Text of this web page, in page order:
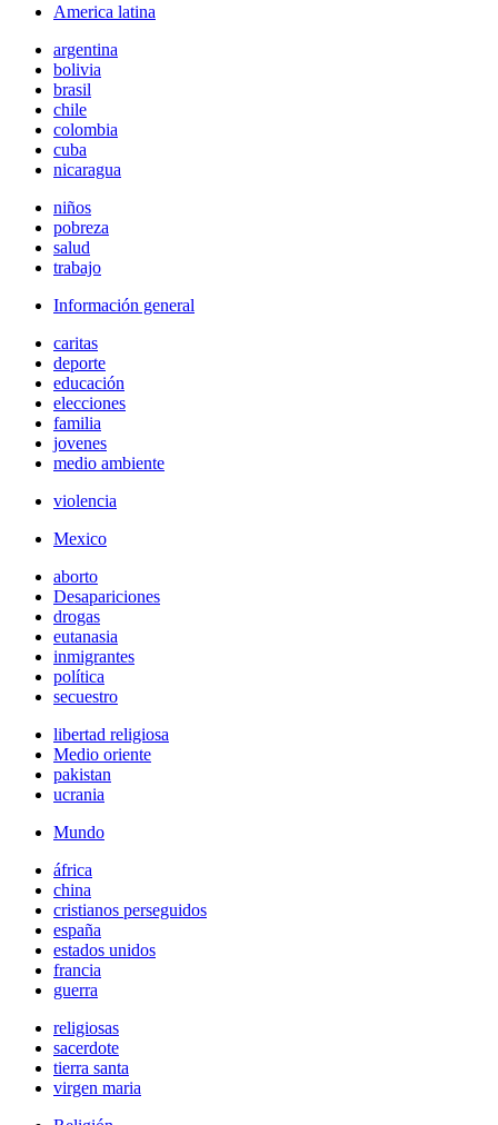
America latina
argentina
bolivia
brasil
chile
colombia
cuba
nicaragua
niños
pobreza
salud
trabajo
Información general
caritas
deporte
educación
elecciones
familia
jovenes
medio ambiente
violencia
Mexico
aborto
Desapariciones
drogas
eutanasia
inmigrantes
política
secuestro
libertad religiosa
Medio oriente
pakistan
ucrania
Mundo
áfrica
china
cristianos perseguidos
españa
estados unidos
francia
guerra
religiosas
sacerdote
tierra santa
virgen maria